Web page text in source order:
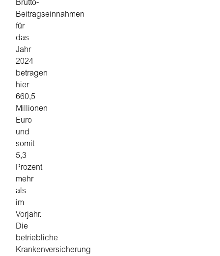
Brutto-
Beitragseinnahmen
für
das
Jahr
2024
betragen
hier
660,5
Millionen
Euro
und
somit
5,3
Prozent
mehr
als
im
Vorjahr.
Die
betriebliche
Krankenversicherung